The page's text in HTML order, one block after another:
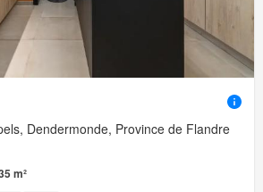
Dendermonde, Province de Flandre
m²